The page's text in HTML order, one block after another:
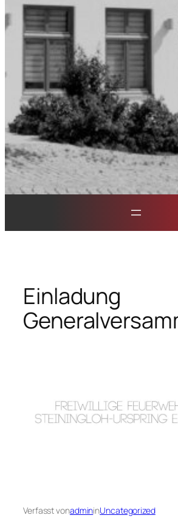
Einladung
Verfasst vonadmininUncategorized